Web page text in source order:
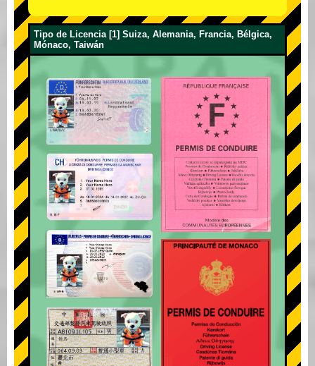
Tipo de Licencia [1] Suiza, Alemania, Francia, Bélgica,
Mónaco, Taiwán